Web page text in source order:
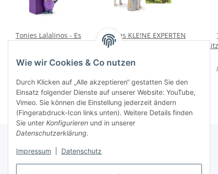
Wie wir Cookies & Co nutzen
Durch Klicken auf „Alle akzeptieren“ gestatten Sie den
Einsatz folgender Dienste auf unserer Website: YouTube,
Vimeo. Sie können die Einstellung jederzeit ändern
(Fingerabdruck-Icon links unten). Weitere Details finden
Sie unter Konfigurieren und in unserer
Datenschutzerklärung.
Impressum Datenschutz
Tonies Lalalinos - Es
Alter Preis:16,99 €
Tonies KLE!NE EXPERTEN
– KLE!NE EXPERTEN
Alter Preis: